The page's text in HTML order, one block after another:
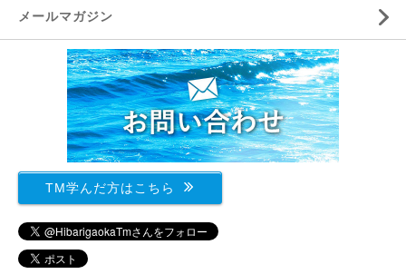
メールマガジン
TM学んだ方はこちら